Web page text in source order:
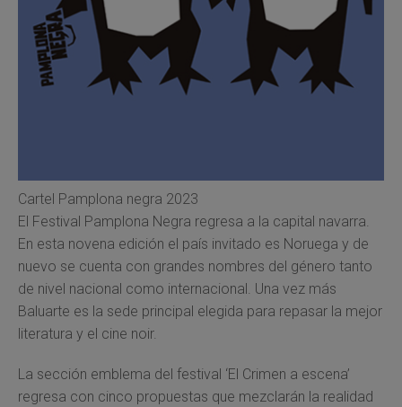
Cartel Pamplona negra 2023
El Festival Pamplona Negra regresa a la capital navarra.
En esta novena edición el país invitado es Noruega y de
nuevo se cuenta con grandes nombres del género tanto
de nivel nacional como internacional. Una vez más
Baluarte es la sede principal elegida para repasar la mejor
literatura y el cine noir.
La sección emblema del festival ‘El Crimen a escena’
regresa con cinco propuestas que mezclarán la realidad